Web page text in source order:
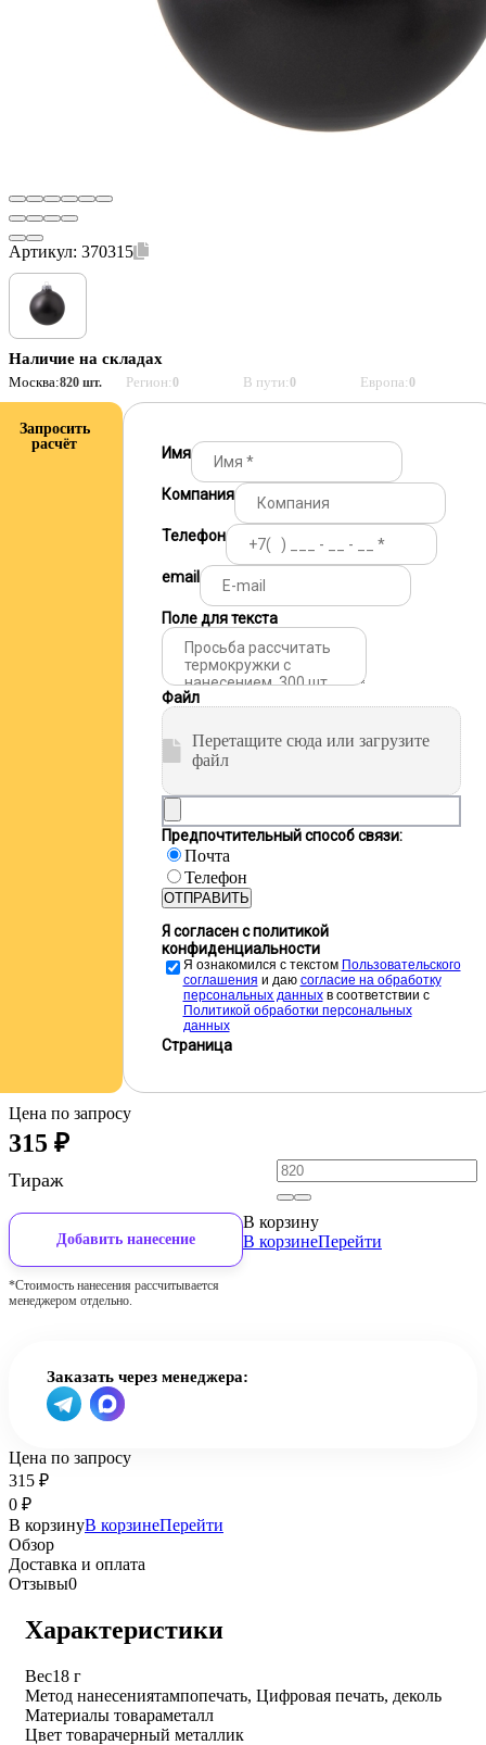
Артикул: 370315
Наличие на складах
Москва:820 шт. Регион:0 В пути:0 Европа:0
Запросить
расчёт
Имя
Компания
Телефон
email
Поле для текста
Файл
Перетащите сюда или загрузите
файл
Предпочтительный способ связи:
Почта
Телефон
ОТПРАВИТЬ
Я согласен с политикой
конфиденциальности
Я ознакомился с текстом Пользовательского
соглашения и даю cогласие на обработку
персональных данныхв соответствии с
Политикой обработки персональных
данных
Страница
Цена по запросу
315 ₽
Тираж
Добавить нанесение
*Стоимость нанесения рассчитывается
менеджером отдельно.
В корзину
В корзинеПерейти
Заказать через менеджера:
Цена по запросу
315 ₽
0 ₽
В корзинуВ корзинеПерейти
Обзор
Доставка и оплата
Отзывы0
Характеристики
Вес18 г
Метод нанесениятампопечать, Цифровая печать, деколь
Материалы товараметалл
Цвет товарачерный металлик